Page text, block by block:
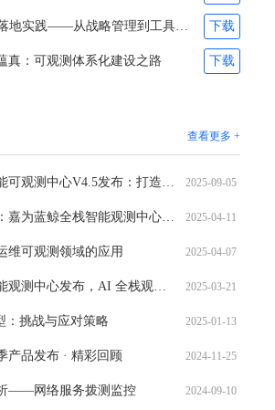
【PPT】 可观测落地实践——从战略管理到工具落地-宋蕴真 下载
真：可观测体系化建设之路 下载
查看更多 +
嘉为蓝鲸全栈智能可观测中心V4.5发布：打造全链路、智能化的企业级可观测体系 2025-09-05
国产化替代实践：嘉为蓝鲸全栈智能观测中心对比IBM Tivoli 2025-04-11
维可观测领域的应用 2025-04-07
嘉为蓝鲸全栈智能观测中心发布，AI 全栈观测，五维重构运维生态 2025-03-21
：挑战与应对策略 2025-01-13
产品发布 · 精彩回顾 2024-11-25
——网络服务拨测监控 2024-09-10